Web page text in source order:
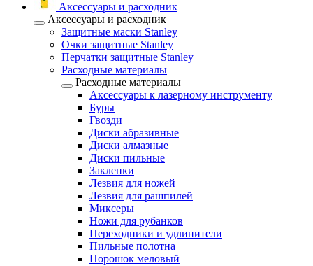
Аксессуары и расходник
Аксессуары и расходник
Защитные маски Stanley
Очки защитные Stanley
Перчатки защитные Stanley
Расходные материалы
Расходные материалы
Аксессуары к лазерному инструменту
Буры
Гвозди
Диски абразивные
Диски алмазные
Диски пильные
Заклепки
Лезвия для ножей
Лезвия для рашпилей
Миксеры
Ножи для рубанков
Переходники и удлинители
Пильные полотна
Порошок меловый